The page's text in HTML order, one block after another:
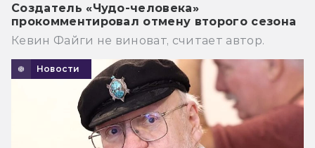
Создатель «Чудо-человека»
прокомментировал отмену второго сезона
Кевин Файги не виноват, считает автор.
Новости